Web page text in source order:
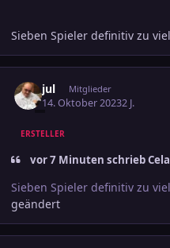
Sieben Spieler definitiv zu
jul Mitglieder
14. Oktober 20232 J.
ERSTELLER
vor 7 Minuten schrieb
Sieben Spieler definitiv zu
geändert